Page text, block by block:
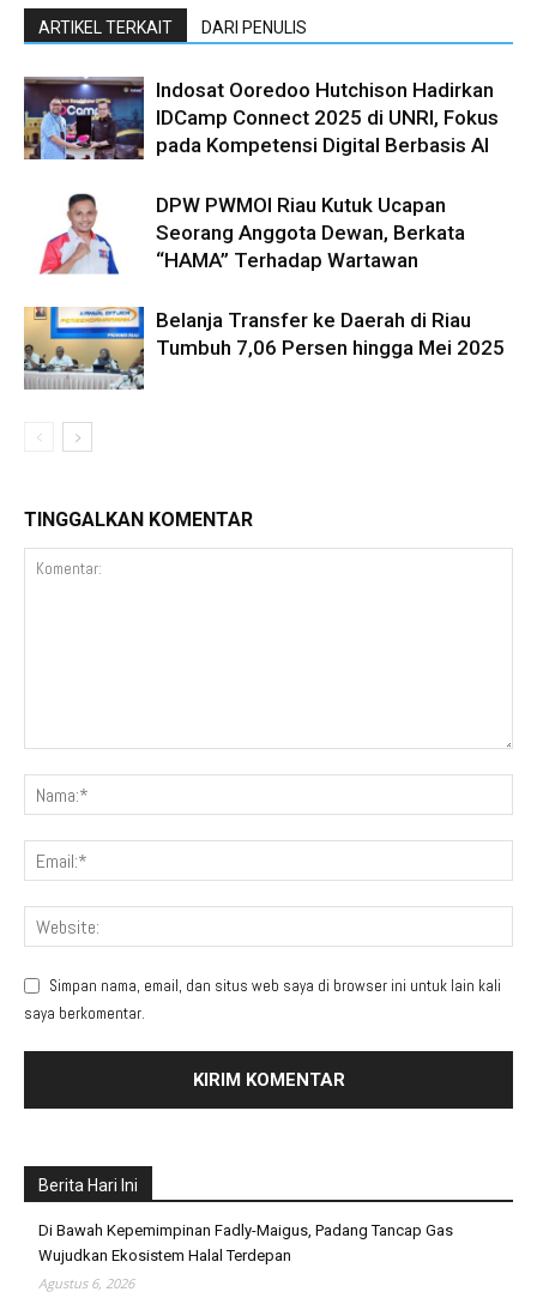
ARTIKEL TERKAIT DARI PENULIS
Indosat Ooredoo Hutchison Hadirkan
IDCamp Connect 2025 di UNRI, Fokus
pada Kompetensi Digital Berbasis AI
DPW PWMOI Riau Kutuk Ucapan
Seorang Anggota Dewan, Berkata
“HAMA” Terhadap Wartawan
Belanja Transfer ke Daerah di Riau
Tumbuh 7,06 Persen hingga Mei 2025
TINGGALKAN KOMENTAR
Simpan nama, email, dan situs web saya di browser ini untuk lain kali
saya berkomentar.
Berita Hari Ini
Di Bawah Kepemimpinan Fadly-Maigus, Padang Tancap Gas
Wujudkan Ekosistem Halal Terdepan
Agustus 6, 2026